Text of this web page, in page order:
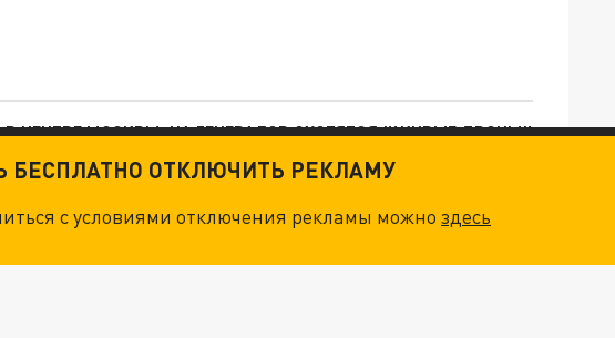
ЦЕНТРЕ МОСКВЫ: НА ГЕНЕРАЛОВ ОХОТЯТСЯ "ЖИВЫЕ ДРОНЫ"
ВСУ. НО БЕДЫ ДЛЯ МАЛЫШЕЙ НЕ ЗАКОНЧИЛИСЬ
"МЫ ВАС ЗАСТАВИМ": ЖУТКИЕ ДЕТАЛИ ОХОТЫ НА ГЕНЕРАЛА. ЗЕЛЕНСКИЙ ОБЪЯСНИЛ ГЛАВНЫЙ СМЫСЛ ТЕРАКТА В ЦЕНТРЕ МОСКВЫ
БЕСПЛАТНО ОТКЛЮЧИТЬ РЕКЛАМУ
с условиями отключения рекламы можноздесь